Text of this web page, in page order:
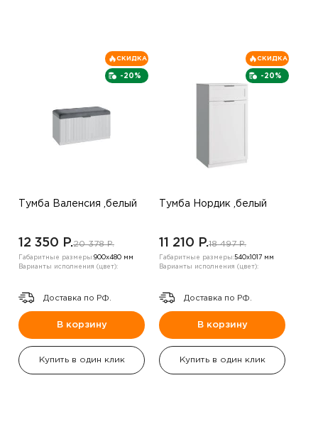
-20%
СКИДКА
Тумба Валенсия ,белый
12 350 P.20 378 P.
Габаритные размеры:900х480 мм
Варианты исполнения (цвет):
Доставка по РФ.
В корзину
Купить в один клик
-20%
СКИДКА
Тумба Нордик ,белый
11 210 P.18 497 P.
Габаритные размеры:540х1017 мм
Варианты исполнения (цвет):
Доставка по РФ.
В корзину
Купить в один клик